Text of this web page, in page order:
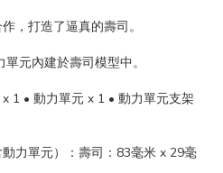
，打造了逼真的壽司。
元內建於壽司模型中。
1 • 動力單元 x 1 • 動力單元支架
力單元）：壽司：83毫米 x 29毫